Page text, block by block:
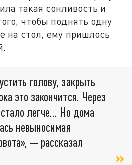
такая сонливость и
чтобы поднять одну
на стол, ему пришлось
голову, закрыть
это закончится. Через
легче... Но дома
невыносимая
— рассказал